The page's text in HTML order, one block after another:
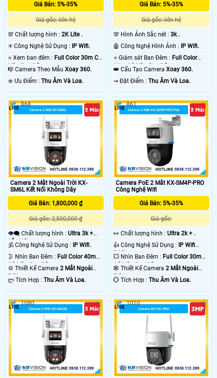
Giá Bán: 5%-35%
Giá gốc: liên hệ
💯 Chất lượng hình : 2K Lite .
✳️ Công Nghệ Sử Dụng : IP Wifi.
⭐ Xem ban đêm : Full Color 30m Có
Màu Ban Ðêm.
🎼️ Camera Theo Mẫu Xoay 360.
️☣️ Ưu Điểm : Thu Âm Và Loa.
Giá Bán: 5%-35%
Giá gốc: liên hệ
💯 Hình Ảnh Sắc nét :3k .
🤖️ Công Nghệ Hình Ảnh : IP Wifi.
⭐ Giám sát Ban Đêm : Full Color
30m Có Màu Ban Ðêm.
👑 Cấu Tạo CameraXoay 360.
️⇝ Đặt Điểm :Thu Âm Và Loa.
Camera 2 Mắt Ngoài Trời KX-
SM6L Kết Nối Không Dây
Giá Bán: 1,800,000 ₫
Giá gốc: 2,500,000 ₫
👁️‍🗨 Chất lượng hình : Ultra 3k +
Sắc Nét .
🕉️ Công Nghệ Sử Dụng :
IP Wifi.
🌛 Nhìn Ban Đêm : Full Color 40m
Có Màu Ban Ðêm.
💢 Thiết Kế Camera 2 Mắt Ngoài
Trời.
️ლ Tích Hợp : Thu Âm Và Loa.
868
Camera PoE 2 Mắt KX-SM4P-PRO
Công Nghệ Wifi
Giá Bán: 5%-35%
Giá gốc:
️👀 Chất lượng hình :Ultra 2k + .
👍 Công Nghệ Sử Dụng :
IP Wifi
POE.
💥 Nhìn Ban Đêm : Full Color 30m
Có Màu Ban Ðêm.
🕸️ Thiết Kế Camera2 Mắt Ngoài
Trời.
️💮 Tích Hợp :Thu Âm Và Loa.
861
1080 1010